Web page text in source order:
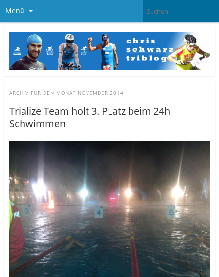
Menü
ARCHIV FÜR DEN MONAT NOVEMBER 2014
Trialize Team holt 3. PLatz beim 24h
Schwimmen